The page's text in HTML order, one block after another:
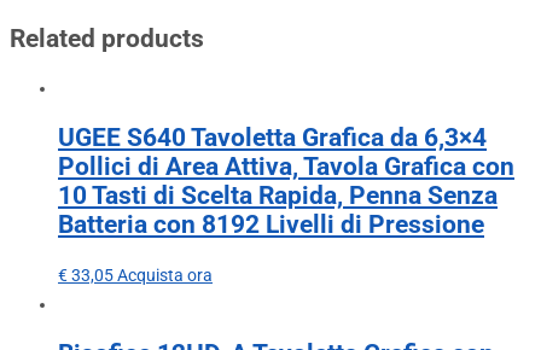
Related products
UGEE S640 Tavoletta Grafica da 6,3×4
Pollici di Area Attiva, Tavola Grafica con
10 Tasti di Scelta Rapida, Penna Senza
Batteria con 8192 Livelli di Pressione
€33,05Acquista ora